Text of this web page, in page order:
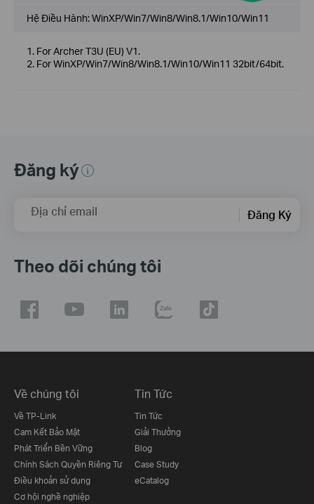
Hệ Điều Hành: WinXP/Win7/Win8/Win8.1/Win10/Win11
1. For Archer T3U (EU) V1.
2. For WinXP/Win7/Win8/Win8.1/Win10/Win11 32bit/64bit.
Đăng ký
Địa chỉ email Đăng Ký
Theo dõi chúng tôi
Về chúng tôi
Về TP-Link
Cam Kết Bảo Mật
Phát Triển Bền Vững
Chính Sách Quyền Riêng Tư
Điều khoản sử dụng
Cơ hội nghề nghiệp
Tin Tức
Tin Tức
Giải Thưởng
Blog
Case Study
eCatalog